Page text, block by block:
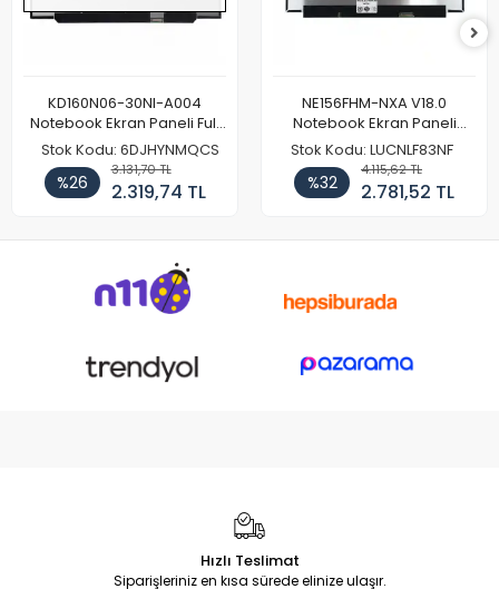
KD160N06-30NI-A004
Notebook Ekran Paneli Full
HD
Stok Kodu: 6DJHYNMQCS
%26
3.131,70 TL
2.319,74 TL
NE156FHM-NXA V18.0
Notebook Ekran Paneli
144Hz
Stok Kodu: LUCNLF83NF
%32
4.115,62 TL
2.781,52 TL
Hızlı Teslimat
Siparişleriniz en kısa sürede elinize ulaşır.